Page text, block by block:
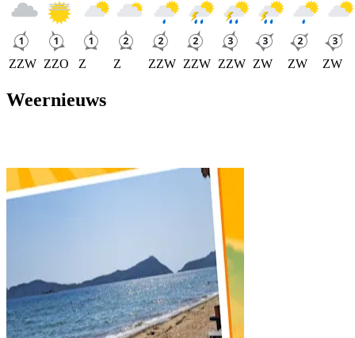
ZZW ZZO Z Z ZZW ZZW ZZW ZW ZW ZW
Weernieuws